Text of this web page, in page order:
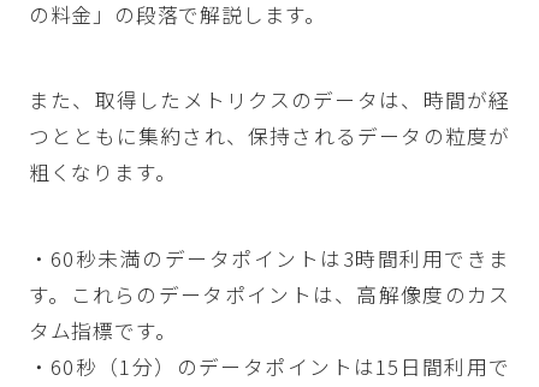
の料金」の段落で解説します。
また、取得したメトリクスのデータは、時間が経
つとともに集約され、保持されるデータの粒度が
粗くなります。
・60秒未満のデータポイントは3時間利用できま
す。これらのデータポイントは、高解像度のカス
タム指標です。
・60秒（1分）のデータポイントは15日間利用で